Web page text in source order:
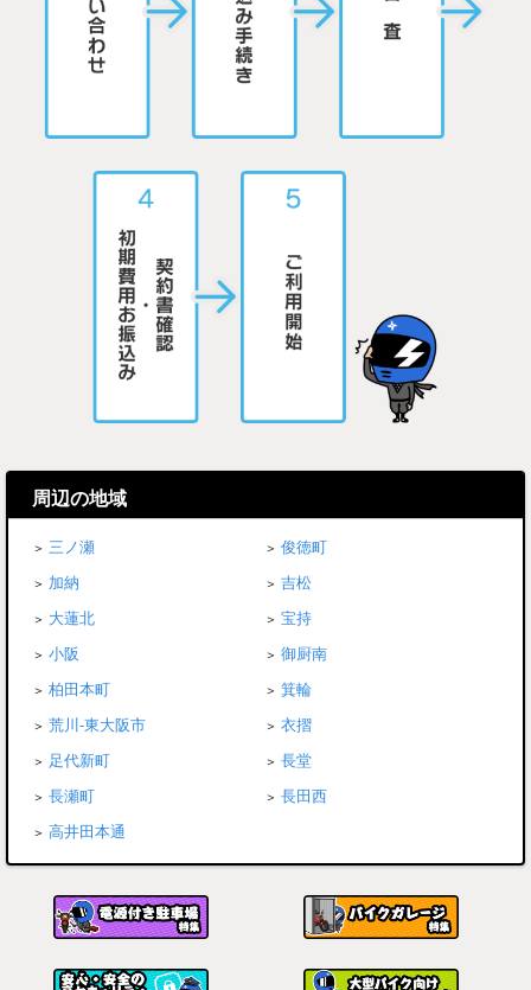
周辺の地域
三ノ瀬
俊徳町
加納
吉松
大蓮北
宝持
小阪
御厨南
柏田本町
箕輪
荒川-東大阪市
衣摺
足代新町
長堂
長瀬町
長田西
高井田本通